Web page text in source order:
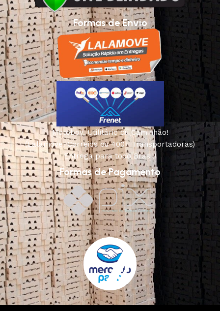
Formas de Envio
Motoboy, Utilitário ou Caminhão!
(Lalamove, Correios ou 400+ Transportadoras)
Entrega para todo Brasil!
Formas de Pagamento